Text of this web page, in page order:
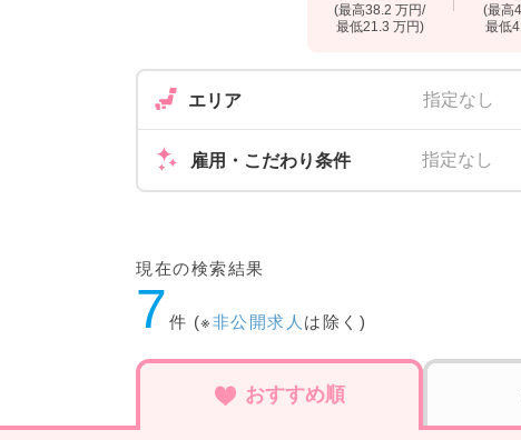
(最高38.2 万円/
最低21.3 万円)
(最高
最低
エリア 指定なし
雇用・こだわり条件 指定なし
現在の検索結果
7 件 (※非公開求人 は除く)
おすすめ順